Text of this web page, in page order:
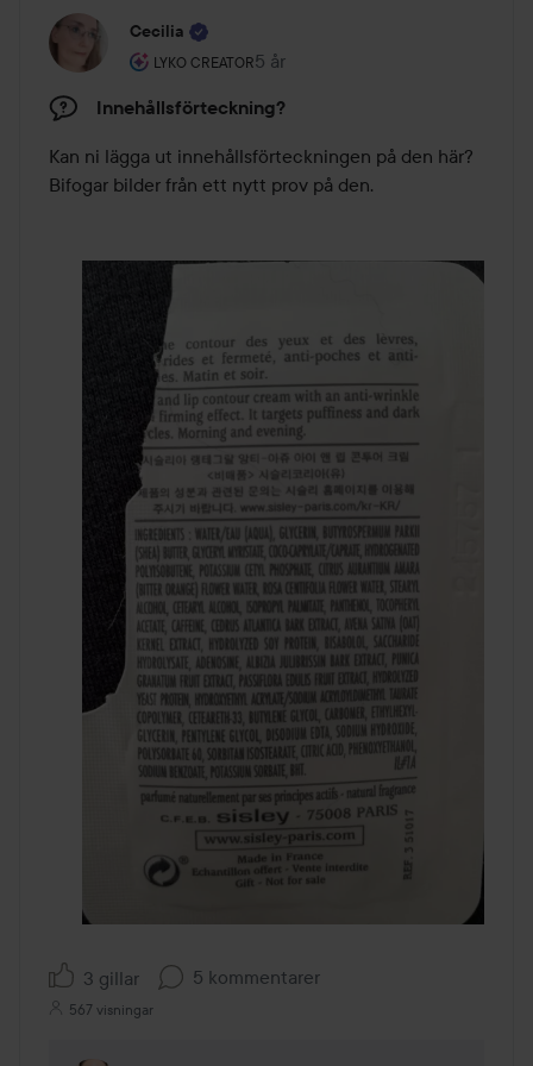
Cecilia
LYKO CREATOR
Användarens roll: Lyko Creator.
5 år
Inlägget skapades 5 år
Innehållsförteckning?
Kan ni lägga ut innehållsförteckningen på den här?
Bifogar bilder från ett nytt prov på den.
3 gillar 5 kommentarer
567 visningar